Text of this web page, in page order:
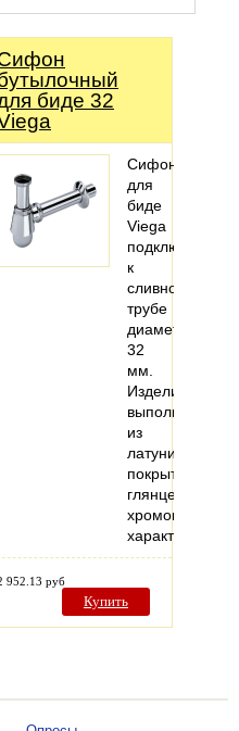
биде 32
Сифон
для
биде
Viega
подключается
к
сливной
трубе
диаметром
32
мм.
Изделие
выполнено
из
латуни,
покрытой
глянцевым
952.13 руб
Купить